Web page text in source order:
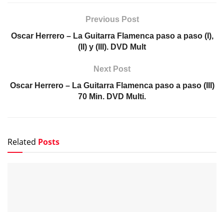
Israel Fernández y Diego del Morao, complicidad y
excelencia para una noche memorable en el Cante de